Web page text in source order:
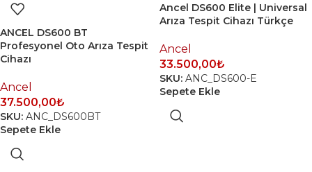
ANCEL DS600 BT
Profesyonel Oto Arıza Tespit
Cihazı
Ancel
37.500,00₺
SKU: ANC_DS600BT
Sepete Ekle
Ancel DS600 Elite | Universal
Arıza Tespit Cihazı Türkçe
Ancel
33.500,00₺
SKU: ANC_DS600-E
Sepete Ekle